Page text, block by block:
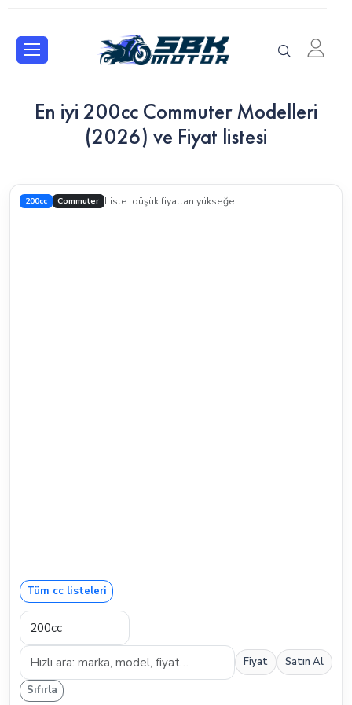
En iyi 200cc Commuter Modelleri
(2026) ve Fiyat listesi
200cc Commuter Liste: düşük fiyattan yükseğe
Tüm cc listeleri
Fiyat Satın Al
Sıfırla